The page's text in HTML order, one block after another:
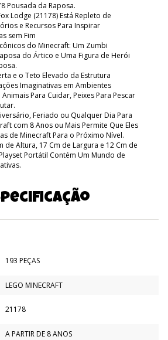
Pousada da Raposa.
Lodge (21178) Está Repleto de
e Recursos Para Inspirar
sem Fim
do Minecraft: Um Zumbi
do Ártico e Uma Figura de Herói
e o Teto Elevado da Estrutura
Imaginativas em Ambientes
Para Cuidar, Peixes Para Pescar
Feriado ou Qualquer Dia Para
com 8 Anos ou Mais Permite Que Eles
de Minecraft Para o Próximo Nível.
de Altura, 17 Cm de Largura e 12 Cm de
Portátil Contém Um Mundo de
193 PEÇAS
LEGO MINECRAFT
21178
A PARTIR DE 8 ANOS